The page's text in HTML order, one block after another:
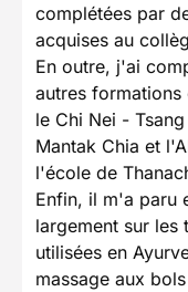
complétées par
acquises au
En outre, j'ai
autres formations
le Chi Nei -
Mantak Chia et
l'école de
Enfin, il m'a paru
largement sur les
utilisées en
massage aux